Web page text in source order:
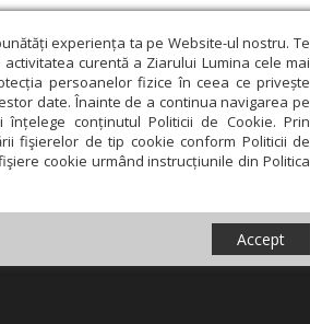
experiența ta pe Website-ul nostru. Te
curentă a Ziarului Lumina cele mai
persoanelor fizice în ceea ce privește
date. Înainte de a continua navigarea pe
conținutul Politicii de Cookie. Prin
fişierelor de tip cookie conform Politicii de
cookie urmând instrucțiunile din Politica
Accept